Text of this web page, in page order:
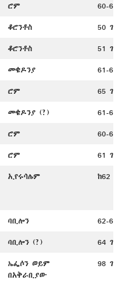
ሮም 60-61
ቆሮንቶስ 50 ገ.
ቆሮንቶስ 51 ገ.
መቄዶንያ 61-64
ሮም 65 ገ.
መቄዶንያ (?) 61-64
ሮም 60-61
ሮም 61 ገ.
ኢየሩሳሌም ከ62
ባቢሎን 62-64
ባቢሎን (?) 64 ገ.
ኤፌሶን ወይም
በአቅራቢያው
98 ገ.